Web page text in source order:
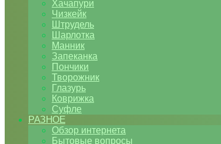
Хачапури
Чизкейк
Штрудель
Шарлотка
Манник
Запеканка
Пончики
Творожник
Глазурь
Коврижка
Суфле
РАЗНОЕ
Обзор интернета
Бытовые вопросы